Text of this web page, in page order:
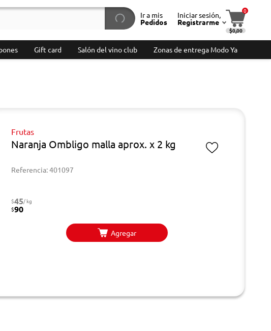
Ir a mis
Pedidos
Iniciar sesión,
Registrarme
0
$0,00
Gift card Salón del vino club Zonas de entrega Modo Ya
Frutas
Naranja Ombligo malla aprox. x 2 kg
Referencia: 401097
$45/ kg
$90
Agregar